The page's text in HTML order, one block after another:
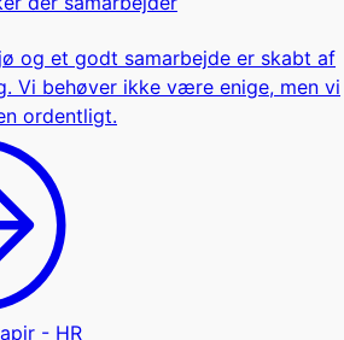
og et godt samarbejde er skabt af
Vi behøver ikke være enige, men vi
ordentligt.